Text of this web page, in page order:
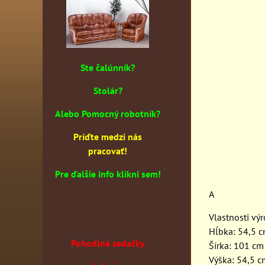
A
Vlastnosti
Hĺbka: 54,5
Šírka: 101 cm
Výška: 54,5
Ste čalúnník?
Stolár?
Alebo Pomocný robotník?
Príďte medzi nás
pracovať!
Pre ďalšie info klikni sem!
Pohodlné sedačky